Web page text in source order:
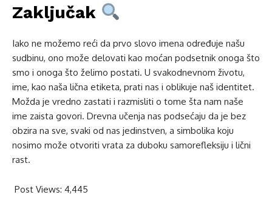
Zaključak
Iako ne možemo reći da prvo slovo imena određuje našu
sudbinu, ono može delovati kao moćan podsetnik onoga što
smo i onoga što želimo postati. U svakodnevnom životu,
ime, kao naša lična etiketa, prati nas i oblikuje naš identitet.
Možda je vredno zastati i razmisliti o tome šta nam naše
ime zaista govori. Drevna učenja nas podsećaju da je bez
obzira na sve, svaki od nas jedinstven, a simbolika koju
nosimo može otvoriti vrata za duboku samorefleksiju i lični
rast.
Post Views: 4,445